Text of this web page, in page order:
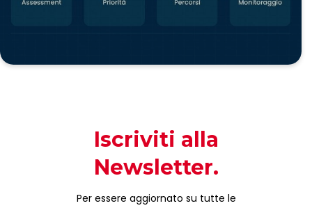
Iscriviti alla
Newsletter.
Per essere aggiornato su tutte le